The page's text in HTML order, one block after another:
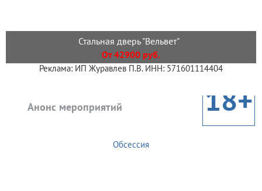
Стальная дверь "Вельвет"
От 42900 руб.
Реклама: ИП Журавлев П.В. ИНН: 571601114404
Анонс мероприятий 18+
Обсессия